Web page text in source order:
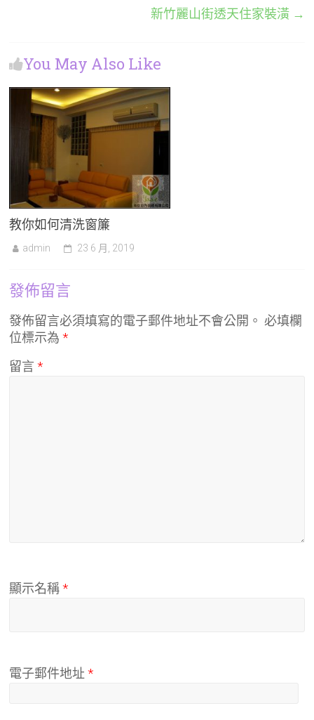
新竹麗山街透天住家裝潢 →
You May Also Like
教你如何清洗窗簾
admin 23 6 月, 2019
發佈留言
發佈留言必須填寫的電子郵件地址不會公開。 必填欄
位標示為*
留言*
顯示名稱*
電子郵件地址*